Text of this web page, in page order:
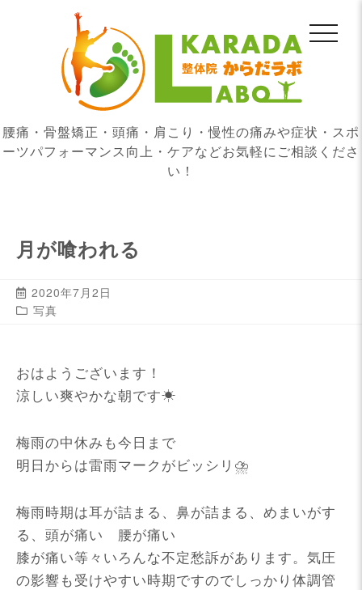
腰痛・骨盤矯正・頭痛・肩こり・慢性の痛みや症状・スポ
ーツパフォーマンス向上・ケアなどお気軽にご相談くださ
い！
月が喰われる
2020年7月2日
写真
おはようございます！
涼しい爽やかな朝です☀
梅雨の中休みも今日まで
明日からは雷雨マークがビッシリ⛈
梅雨時期は耳が詰まる、鼻が詰まる、めまいがす
る、頭が痛い 腰が痛い
膝が痛い等々いろんな不定愁訴があります。気圧
の影響も受けやすい時期ですのでしっかり体調管